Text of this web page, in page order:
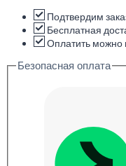
Молдинг
декоративный
9x24x2000
Подтвердим
Бесплатная
Оплатить можно
Безопасная оплата